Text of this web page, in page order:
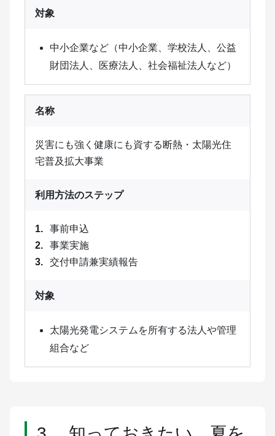
対象
中小企業など（中小企業、学校法人、公益
財団法人、医療法人、社会福祉法人など）
名称
災害にも強く健康にも資する断熱・太陽光住
宅普及拡大事業
利用方法のステップ
事前申込
事業実施
交付申請兼実績報告
対象
太陽光発電システムを所有する法人や管理
組合など